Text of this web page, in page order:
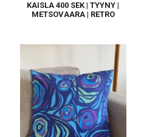
KAISLA 400 SEK | TYYNY |
METSOVAARA | RETRO